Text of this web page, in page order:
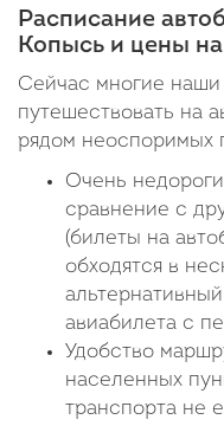
Расписание
Копысь и цены
Сейчас многие
путешествовать на
рядом неоспоримых
Очень
сравнение с
(билеты на
обходятся в
авиабилета с
Удобство
населенных
транспорта не